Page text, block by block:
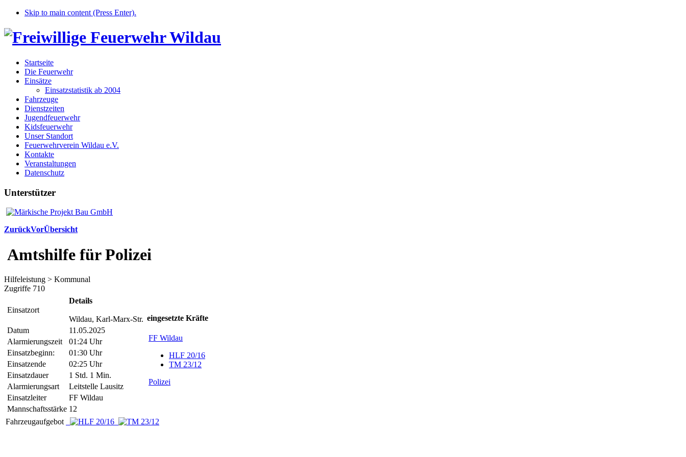
Skip to main content (Press Enter).
Startseite
Die Feuerwehr
Einsätze
Einsatzstatistik ab 2004
Fahrzeuge
Dienstzeiten
Jugendfeuerwehr
Kidsfeuerwehr
Unser Standort
Feuerwehrverein Wildau e.V.
Kontakte
Veranstaltungen
Datenschutz
Unterstützer
ZurückVorÜbersicht
Amtshilfe für Polizei
Hilfeleistung > Kommunal
Zugriffe 710
Einsatzort
Details
Wildau, Karl-Marx-Str.
Datum
11.05.2025
Alarmierungszeit
01:24 Uhr
Einsatzbeginn:
01:30 Uhr
Einsatzende
02:25 Uhr
Einsatzdauer
1 Std. 1 Min.
Alarmierungsart
Leitstelle Lausitz
Einsatzleiter
FF Wildau
Mannschaftsstärke 12
eingesetzte Kräfte
FF Wildau
HLF 20/16
TM 23/12
Polizei
Fahrzeugaufgebot